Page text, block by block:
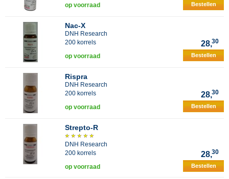
op voorraad Bestellen
Nac-X
DNH Research
200 korrels
28,30
op voorraad Bestellen
Rispra
DNH Research
200 korrels
28,30
op voorraad Bestellen
Strepto-R
DNH Research
200 korrels
28,30
op voorraad Bestellen